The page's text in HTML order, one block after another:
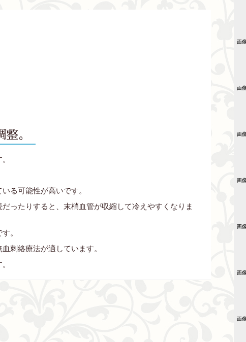
。
る可能性が高いです。
ったりすると、末梢血管が収縮して冷えやすくなりま
。
刺絡療法が適しています。